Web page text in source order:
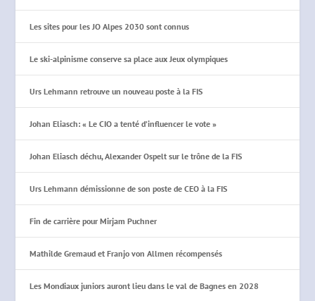
Les sites pour les JO Alpes 2030 sont connus
Le ski-alpinisme conserve sa place aux Jeux olympiques
Urs Lehmann retrouve un nouveau poste à la FIS
Johan Eliasch: « Le CIO a tenté d’influencer le vote »
Johan Eliasch déchu, Alexander Ospelt sur le trône de la FIS
Urs Lehmann démissionne de son poste de CEO à la FIS
Fin de carrière pour Mirjam Puchner
Mathilde Gremaud et Franjo von Allmen récompensés
Les Mondiaux juniors auront lieu dans le val de Bagnes en 2028